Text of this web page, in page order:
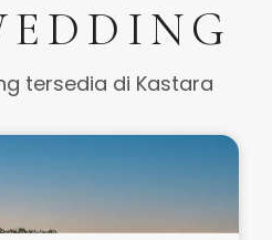
tersedia di Kastara